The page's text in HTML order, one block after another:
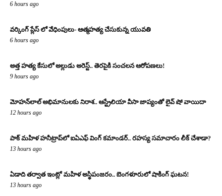
6 hours ago
వర్కింగ్ ప్లేస్ లో వేధింపులు- ఆత్మహత్య చేసుకున్న యువతి
6 hours ago
అత్త హత్య కేసులో అల్లుడు అరెస్ట్.. తెరపైకి సంచలన ఆరోపణలు!
9 hours ago
మోహన్‌లాల్ అభిమానులకు నిరాశ.. ఆస్ట్రేలియా వీసా జాప్యంతో లైవ్ షో వాయిదా
12 hours ago
పాక్ మహిళ హనీట్రాప్‌లో ఐఏఎఫ్ వింగ్ కమాండర్.. రహస్య సమాచారం లీక్ చేశాడా?
13 hours ago
ఏడాది తర్వాత ఇంట్లో మహిళ అస్థిపంజరం.. బెంగళూరులో షాకింగ్ ఘటన!
13 hours ago